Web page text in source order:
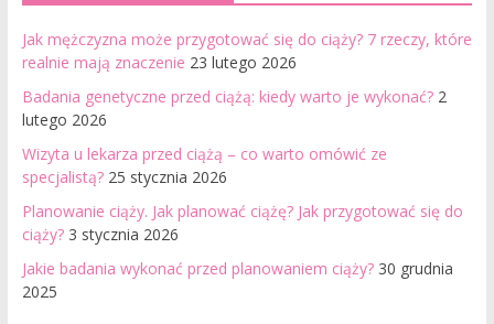
Jak mężczyzna może przygotować się do ciąży? 7 rzeczy, które
realnie mają znaczenie 23 lutego 2026
Badania genetyczne przed ciążą: kiedy warto je wykonać? 2
lutego 2026
Wizyta u lekarza przed ciążą – co warto omówić ze
specjalistą? 25 stycznia 2026
Planowanie ciąży. Jak planować ciążę? Jak przygotować się do
ciąży? 3 stycznia 2026
Jakie badania wykonać przed planowaniem ciąży? 30 grudnia
2025